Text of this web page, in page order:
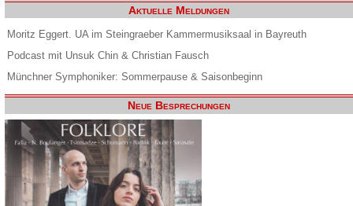
Aktuelle Meldungen
Moritz Eggert. UA im Steingraeber Kammermusiksaal in Bayreuth
Podcast mit Unsuk Chin & Christian Fausch
Münchner Symphoniker: Sommerpause & Saisonbeginn
Neue Besprechungen